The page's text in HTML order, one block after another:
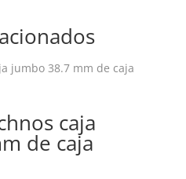
caja
de caja